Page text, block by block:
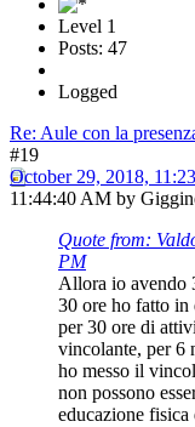
Level 1
Posts: 47
Logged
Re: Aule con la
#19
October 29, 2018,
11:44:40 AM by
Quote from:
PM
Allora io avendo
30 ore ho fatto in
per 30 ore di
vincolante, per 6
ho messo il
non possono
educazione fisica